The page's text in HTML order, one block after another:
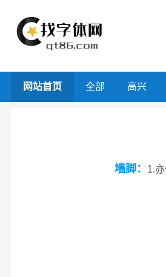
网站首页 全部 高兴
墙脚： 1.